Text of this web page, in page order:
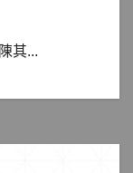
其...